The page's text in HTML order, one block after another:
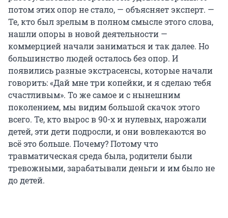
потом этих опор не стало, — объясняет эксперт. —
Те, кто был зрелым в полном смысле этого слова,
нашли опоры в новой деятельности —
коммерцией начали заниматься и так далее. Но
большинство людей осталось без опор. И
появились разные экстрасенсы, которые начали
говорить: «Дай мне три копейки, и я сделаю тебя
счастливым». То же самое и с нынешним
поколением, мы видим большой скачок этого
всего. Те, кто вырос в 90-х и нулевых, нарожали
детей, эти дети подросли, и они вовлекаются во
всё это больше. Почему? Потому что
травматическая среда была, родители были
тревожными, зарабатывали деньги и им было не
до детей.